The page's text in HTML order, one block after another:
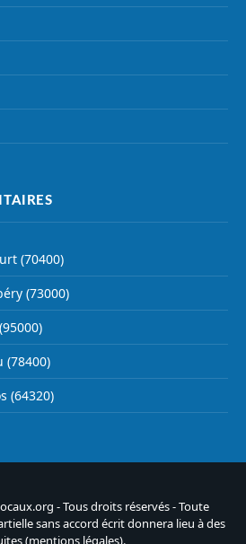
(70400)
(73000)
(78400)
(64320)
- Tous droits réservés - Toute
sans accord écrit donnera lieu à des